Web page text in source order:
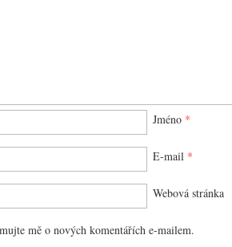
Jméno *
E-mail *
Webová stránka
mě o nových komentářích e-mailem.